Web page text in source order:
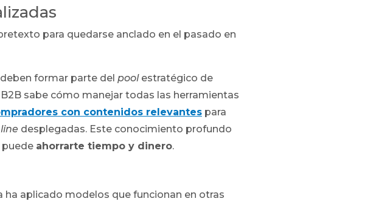
para quedarse anclado en el pasado en
deben formar parte del pool estratégico de
sabe cómo manejar todas las herramientas
con contenidos relevantespara
desplegadas. Este conocimiento profundo
puede ahorrarte tiempo y dinero.
ha aplicado modelos que funcionan en otras